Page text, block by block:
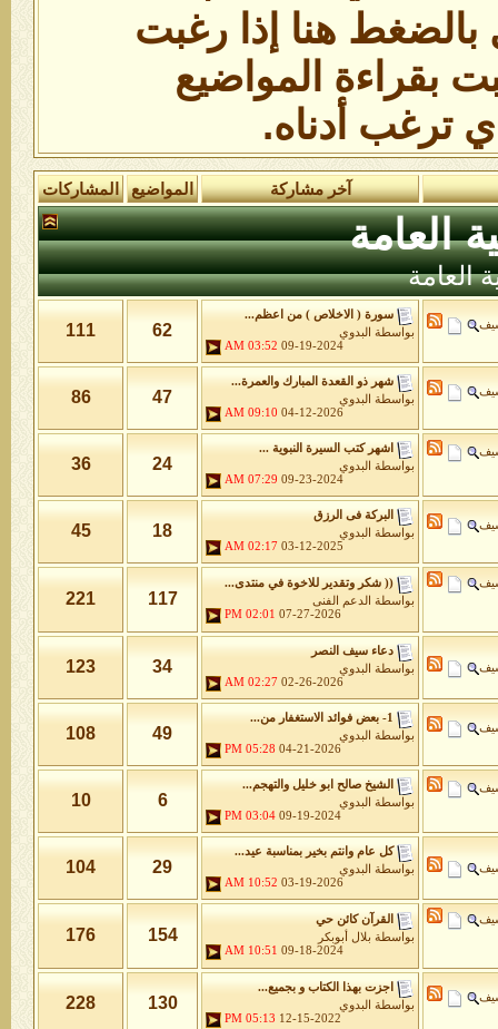
بالضغط هنا إذا رغبت
بقراءة المواضيع
ترغب أدناه.
آخر مشاركة المواضيع المشاركات
العامة
العامة
سورة ( الاخلاص ) من اعظم...
بواسطة
البدوي
09-19-2024
03:52 AM
62
111
شهر ذو القعدة المبارك والعمرة...
بواسطة
البدوي
04-12-2026
09:10 AM
47
86
اشهر كتب السيرة النبوية ...
بواسطة
البدوي
09-23-2024
07:29 AM
24
36
البركة فى الرزق
بواسطة
البدوي
03-12-2025
02:17 AM
18
45
(( شكر وتقدير للاخوة في منتدى...
بواسطة
الدعم الفنى
07-27-2026
02:01 PM
117
221
دعاء سيف النصر
بواسطة
البدوي
02-26-2026
02:27 AM
34
123
1- بعض فوائد الاستغفار من...
بواسطة
البدوي
04-21-2026
05:28 PM
49
108
الشيخ صالح ابو خليل والتهجم...
بواسطة
البدوي
09-19-2024
03:04 PM
6
10
كل عام وانتم بخير بمناسبة عيد...
بواسطة
البدوي
03-19-2026
10:52 AM
29
104
القرآن كائن حي
بواسطة بلال أبوبكر
09-18-2024
10:51 AM
154
176
اجزت بهذا الكتاب و بجميع...
بواسطة
البدوي
12-15-2022
05:13 PM
130
228